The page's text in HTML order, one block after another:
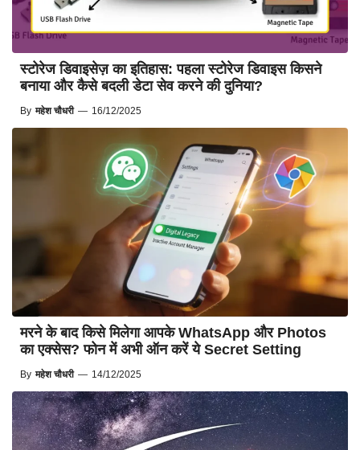
स्टोरेज डिवाइसेज़ का इतिहास: पहला स्टोरेज डिवाइस किसने
बनाया और कैसे बदली डेटा सेव करने की दुनिया?
By महेश चौधरी — 16/12/2025
मरने के बाद किसे मिलेगा आपके WhatsApp और Photos
का एक्सेस? फोन में अभी ऑन करें ये Secret Setting
By महेश चौधरी — 14/12/2025